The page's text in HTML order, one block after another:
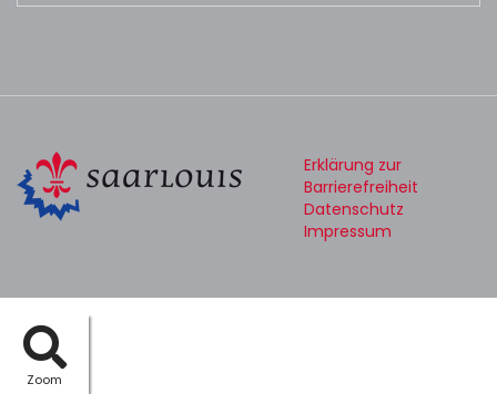
Zoom
Erklärung zur
Barrierefreiheit
Datenschutz
Impressum